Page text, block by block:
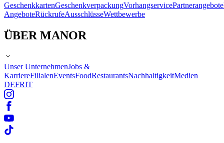
GeschenkkartenGeschenkverpackungVorhangservicePartnerangebote
AngeboteRückrufeAusschlüsseWettbewerbe
ÜBER MANOR
Unser UnternehmenJobs &
KarriereFilialenEventsFoodRestaurantsNachhaltigkeitMedien
DEFRIT